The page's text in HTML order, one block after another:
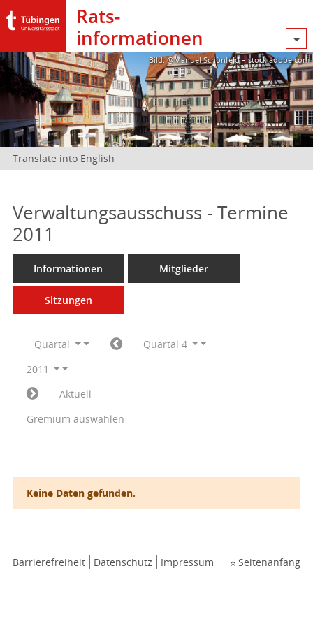
Rats­
informationen
Bild: @Manuel Schönfeld – stock.adobe.com
Translate into English
Verwaltungsausschuss - Termine
2011
Informationen Mitglieder
Sitzungen
Quartal
Quartal 4
2011
Aktuell
Gremium auswählen
Keine Daten gefunden.
Barrierefreiheit Datenschutz Impressum Seitenanfang